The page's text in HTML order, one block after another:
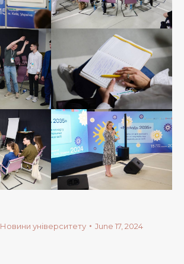
Новини університету June 17, 2024